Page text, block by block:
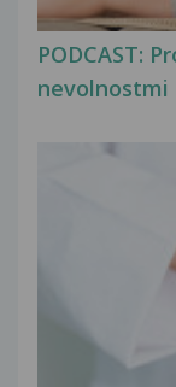
PODCAST:
nevolnostmi